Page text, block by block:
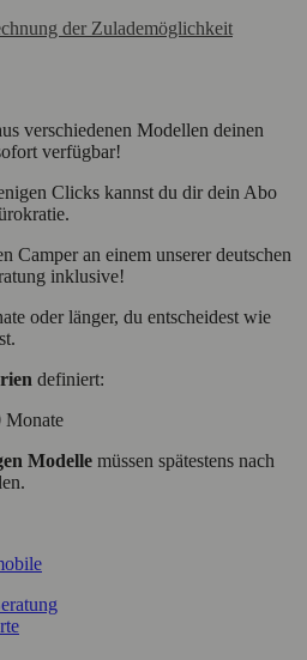
der Zulademöglichkeit
verschiedenen Modellen deinen
verfügbar!
Clicks kannst du dir dein Abo
Camper an einem unserer deutschen
inklusive!
oder länger, du entscheidest wie
definiert:
Monate
Modelle müssen spätestens nach